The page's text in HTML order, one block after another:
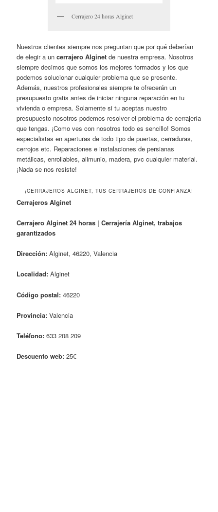
Cerrajero 24 horas Alginet
Nuestros clientes siempre nos preguntan que por qué deberían
de elegir a uncerrajero Alginet de nuestra empresa. Nosotros
siempre decimos que somos los mejores formados y los que
podemos solucionar cualquier problema que se presente.
Además, nuestros profesionales siempre te ofrecerán un
presupuesto gratis antes de iniciar ninguna reparación en tu
vivienda o empresa. Solamente si tu aceptas nuestro
presupuesto nosotros podemos resolver el problema de cerrajería
que tengas. ¡Como ves con nosotros todo es sencillo! Somos
especialistas en aperturas de todo tipo de puertas, cerraduras,
cerrojos etc. Reparaciones e instalaciones de persianas
metálicas, enrollables, alimunio, madera, pvc cualquier material.
¡Nada se nos resiste!
¡CERRAJEROS ALGINET, TUS CERRAJEROS DE CONFIANZA!
Cerrajeros Alginet
Cerrajero Alginet 24 horas | Cerrajería Alginet, trabajos
garantizados
Dirección: Alginet, 46220, Valencia
Localidad: Alginet
Código postal: 46220
Provincia: Valencia
Teléfono: 633 208 209
Descuento web: 25€